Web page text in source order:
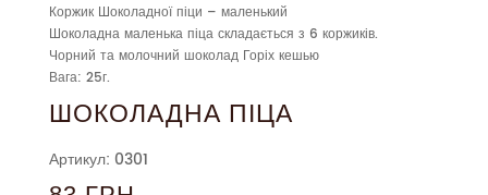
Коржик Шоколадної піци – маленький
Шоколадна маленька піца складається з 6 коржиків.
Чорний та молочний шоколад Горіх кешью
Вага: 25г.
ШОКОЛАДНА ПІЦА
Артикул: 0301